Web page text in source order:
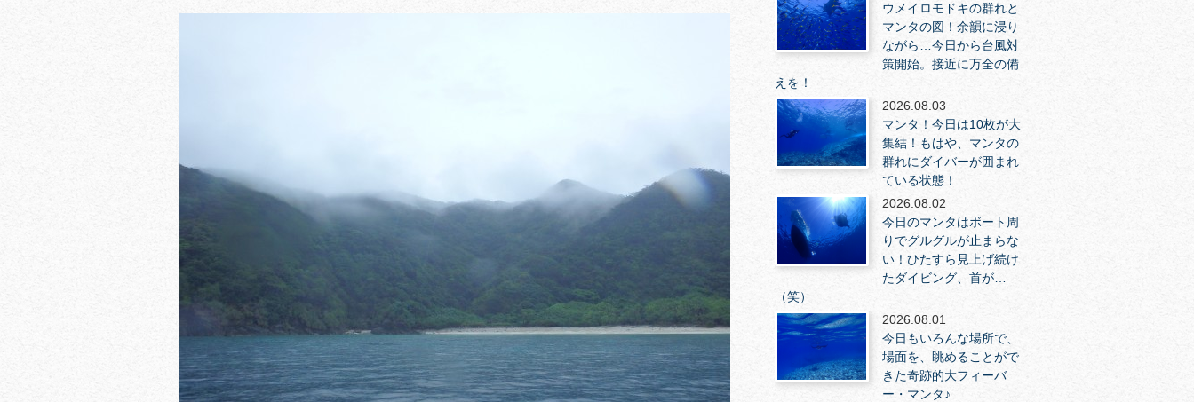
ウメイロモドキの群れと
マンタの図！余韻に浸り
ながら…今日から台風対
策開始。接近に万全の備
えを！
2026.08.03
マンタ！今日は10枚が大
集結！もはや、マンタの
群れにダイバーが囲まれ
ている状態！
2026.08.02
今日のマンタはボート周
りでグルグルが止まらな
い！ひたすら見上げ続け
たダイビング、首が…
（笑）
2026.08.01
今日もいろんな場所で、
場面を、眺めることがで
きた奇跡的大フィーバ
ー・マンタ♪